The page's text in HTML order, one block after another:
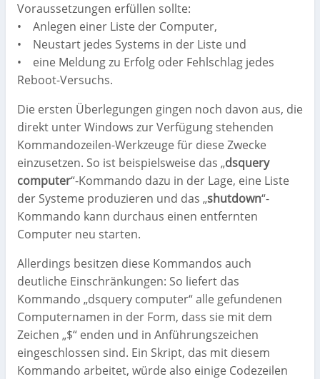
Voraussetzungen erfüllen sollte:
• Anlegen einer Liste der Computer,
• Neustart jedes Systems in der Liste und
• eine Meldung zu Erfolg oder Fehlschlag jedes
Reboot-Versuchs.
Die ersten Überlegungen gingen noch davon aus, die
direkt unter Windows zur Verfügung stehenden
Kommandozeilen-Werkzeuge für diese Zwecke
einzusetzen. So ist beispielsweise das „dsquery
computer“-Kommando dazu in der Lage, eine Liste
der Systeme produzieren und das „shutdown“-
Kommando kann durchaus einen entfernten
Computer neu starten.
Allerdings besitzen diese Kommandos auch
deutliche Einschränkungen: So liefert das
Kommando „dsquery computer“ alle gefundenen
Computernamen in der Form, dass sie mit dem
Zeichen „$“ enden und in Anführungszeichen
eingeschlossen sind. Ein Skript, das mit diesem
Kommando arbeitet, würde also einige Codezeilen